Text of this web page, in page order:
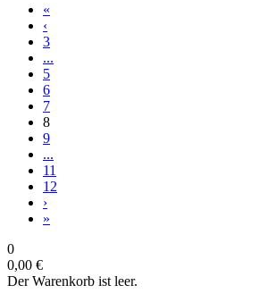
«
‹
3
...
5
6
7
8
9
...
11
12
›
»
0
0,00 €
Der Warenkorb ist leer.